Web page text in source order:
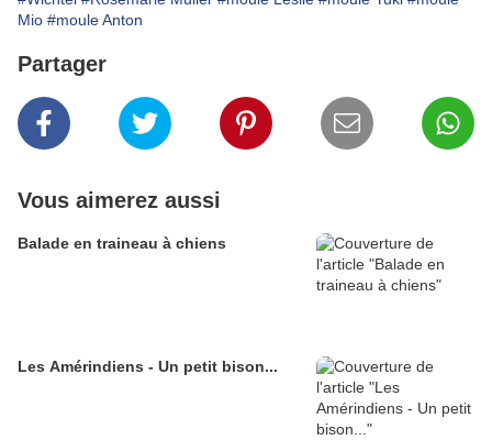
Mio #moule Anton
Partager
Vous aimerez aussi
Balade en traineau à chiens
Les Amérindiens - Un petit bison...